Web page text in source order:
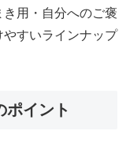
用・自分へのご褒
すいラインナップ
ポイント